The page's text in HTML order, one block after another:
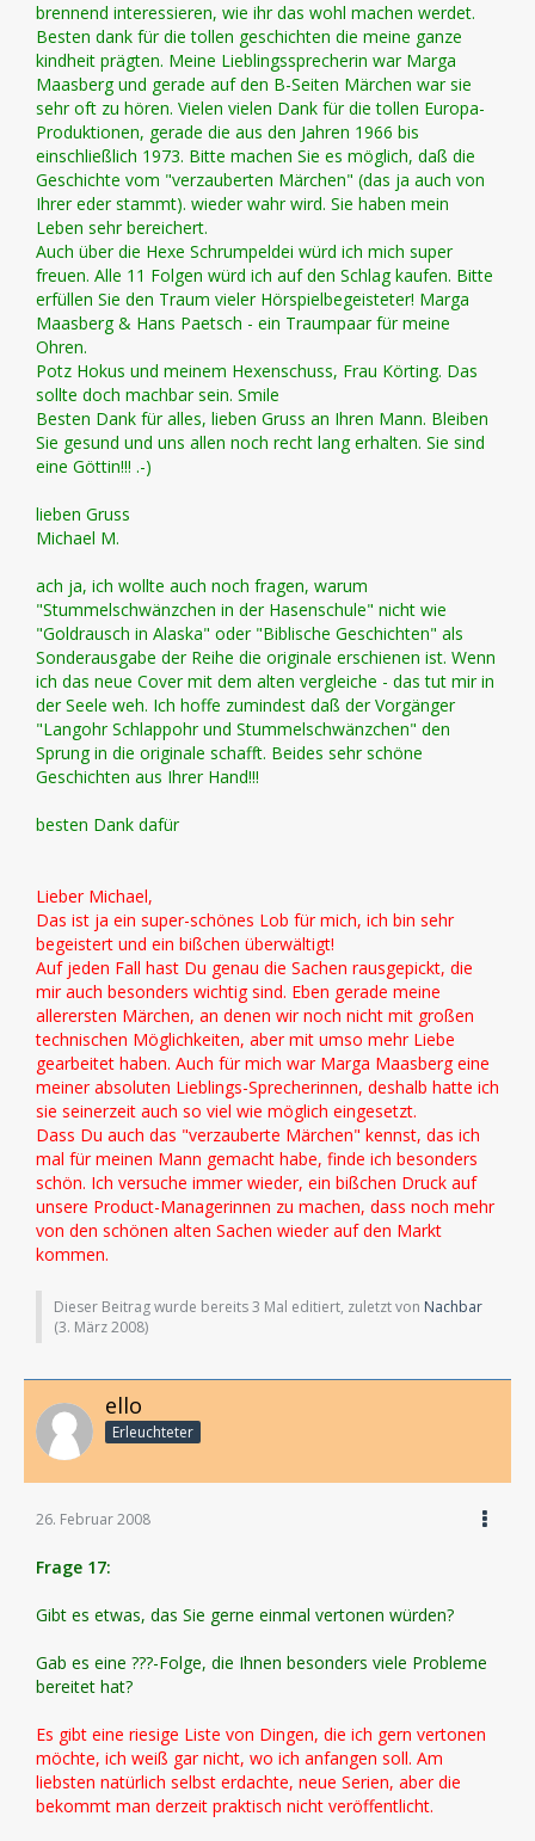
brennend interessieren, wie ihr das wohl machen werdet.
Besten dank für die tollen geschichten die meine ganze
kindheit prägten. Meine Lieblingssprecherin war Marga
Maasberg und gerade auf den B-Seiten Märchen war sie
sehr oft zu hören. Vielen vielen Dank für die tollen Europa-
Produktionen, gerade die aus den Jahren 1966 bis
einschließlich 1973. Bitte machen Sie es möglich, daß die
Geschichte vom "verzauberten Märchen" (das ja auch von
Ihrer eder stammt). wieder wahr wird. Sie haben mein
Leben sehr bereichert.
Auch über die Hexe Schrumpeldei würd ich mich super
freuen. Alle 11 Folgen würd ich auf den Schlag kaufen. Bitte
erfüllen Sie den Traum vieler Hörspielbegeisteter! Marga
Maasberg & Hans Paetsch - ein Traumpaar für meine
Ohren.
Potz Hokus und meinem Hexenschuss, Frau Körting. Das
sollte doch machbar sein. Smile
Besten Dank für alles, lieben Gruss an Ihren Mann. Bleiben
Sie gesund und uns allen noch recht lang erhalten. Sie sind
eine Göttin!!! .-)
lieben Gruss
Michael M.
ach ja, ich wollte auch noch fragen, warum
"Stummelschwänzchen in der Hasenschule" nicht wie
"Goldrausch in Alaska" oder "Biblische Geschichten" als
Sonderausgabe der Reihe die originale erschienen ist. Wenn
ich das neue Cover mit dem alten vergleiche - das tut mir in
der Seele weh. Ich hoffe zumindest daß der Vorgänger
"Langohr Schlappohr und Stummelschwänzchen" den
Sprung in die originale schafft. Beides sehr schöne
Geschichten aus Ihrer Hand!!!
besten Dank dafür
Lieber Michael,
Das ist ja ein super-schönes Lob für mich, ich bin sehr
begeistert und ein bißchen überwältigt!
Auf jeden Fall hast Du genau die Sachen rausgepickt, die
mir auch besonders wichtig sind. Eben gerade meine
allerersten Märchen, an denen wir noch nicht mit großen
technischen Möglichkeiten, aber mit umso mehr Liebe
gearbeitet haben. Auch für mich war Marga Maasberg eine
meiner absoluten Lieblings-Sprecherinnen, deshalb hatte ich
sie seinerzeit auch so viel wie möglich eingesetzt.
Dass Du auch das "verzauberte Märchen" kennst, das ich
mal für meinen Mann gemacht habe, finde ich besonders
schön. Ich versuche immer wieder, ein bißchen Druck auf
unsere Product-Managerinnen zu machen, dass noch mehr
von den schönen alten Sachen wieder auf den Markt
kommen.
Dieser Beitrag wurde bereits 3 Mal editiert, zuletzt von Nachbar
(3. März 2008)
ello
Erleuchteter
26. Februar 2008
Frage 17:
Gibt es etwas, das Sie gerne einmal vertonen würden?
Gab es eine ???-Folge, die Ihnen besonders viele Probleme
bereitet hat?
Es gibt eine riesige Liste von Dingen, die ich gern vertonen
möchte, ich weiß gar nicht, wo ich anfangen soll. Am
liebsten natürlich selbst erdachte, neue Serien, aber die
bekommt man derzeit praktisch nicht veröffentlicht.